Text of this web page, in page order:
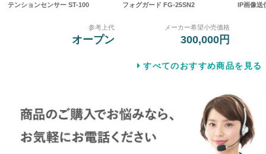
テンションセンサー ST-100
参考上代
オープン
フォグガード FG-25SN2
メーカー希望小売価格
300,000円
IP画像送
すべてのおすすめ商品を見る